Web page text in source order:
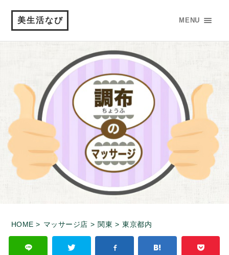
美生活なび MENU
HOME > マッサージ店 > 関東 > 東京都内